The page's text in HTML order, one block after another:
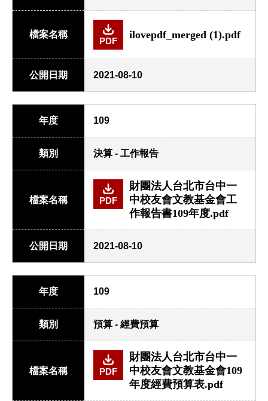
檔案名稱
PDF
ilovepdf_merged (1).pdf
公開日期 2021-08-10
年度 109
類別 決算 - 工作報告
檔案名稱 PDF
財團法人台北市台中一
中校友會文教基金會工
作報告書109年度.pdf
公開日期 2021-08-10
年度 109
類別 預算 - 經費預算
檔案名稱 PDF
財團法人台北市台中一
中校友會文教基金會109
年度經費預算表.pdf